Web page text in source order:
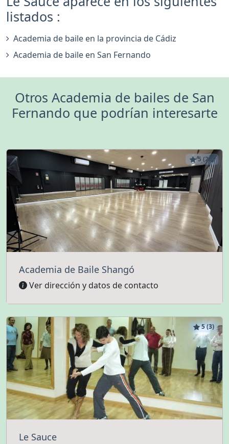
listados :
Academia de baile en la provincia de Cádiz
Academia de baile en San Fernando
Otros Academia de bailes de San
Fernando que podrían interesarte
5 (22)
Academia de Baile Shangó
Ver dirección y datos de contacto
5 (3)
Le Sauce